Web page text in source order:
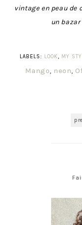
vintage en peau de
un bazar
LABELS:
LOOK, MY
Mango, neon,